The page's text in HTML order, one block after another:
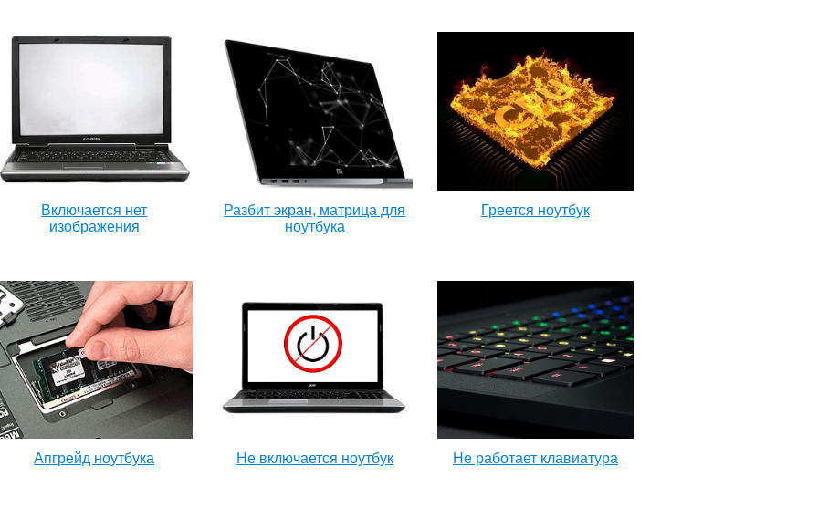
Включается нет
изображения
Разбит экран, матрица для
ноутбука
Греется ноутбук
Апгрейд ноутбука Не включается ноутбук Не работает клавиатура